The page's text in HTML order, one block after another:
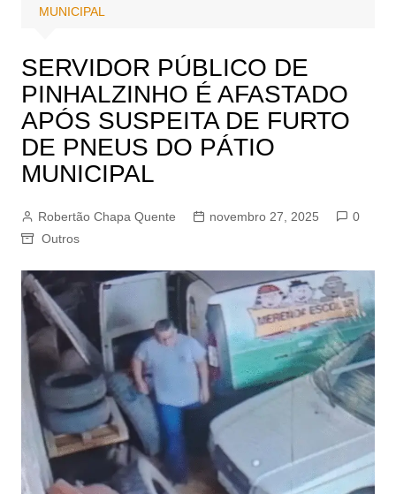
MUNICIPAL
SERVIDOR PÚBLICO DE
PINHALZINHO É AFASTADO
APÓS SUSPEITA DE FURTO
DE PNEUS DO PÁTIO
MUNICIPAL
Robertão Chapa Quente novembro 27, 2025
0
Outros